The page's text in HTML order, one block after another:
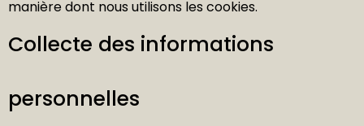
manière dont nous utilisons les cookies.
Collecte des informations
personnelles